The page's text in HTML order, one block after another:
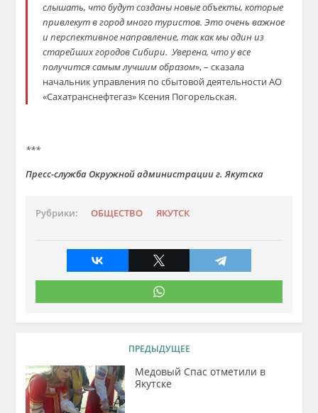
слышать, что будут созданы новые объекты, которые
привлекут в город много туристов. Это очень важное
и перспективное направление, так как мы один из
старейших городов Сибири. Уверена, что у все
получится самым лучшим образом», – сказала
начальник управления по сбытовой деятельности АО
«Сахатранснефтегаз» Ксения Погорельская.
***
Пресс-служба Окружной администрации г. Якутска
Рубрики: ОБЩЕСТВО ЯКУТСК
ПРЕДЫДУЩЕЕ
Медовый Спас отметили в
Якутске